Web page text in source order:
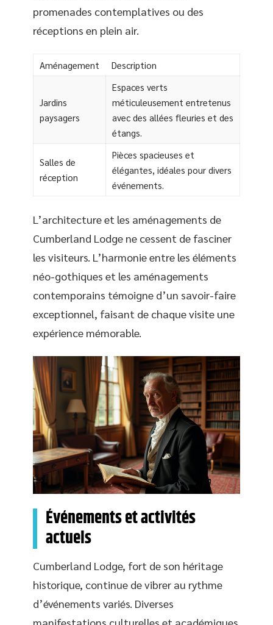
promenades contemplatives ou des
réceptions en plein air.
Aménagement Description
Jardins
paysagers
Espaces verts
méticuleusement entretenus
avec des allées fleuries et des
étangs.
Salles de
réception
Pièces spacieuses et
élégantes, idéales pour divers
événements.
L’architecture et les aménagements de
Cumberland Lodge ne cessent de fasciner
les visiteurs. L’harmonie entre les éléments
néo-gothiques et les aménagements
contemporains témoigne d’un savoir-faire
exceptionnel, faisant de chaque visite une
expérience mémorable.
Événements et activités
actuels
Cumberland Lodge, fort de son héritage
historique, continue de vibrer au rythme
d’événements variés. Diverses